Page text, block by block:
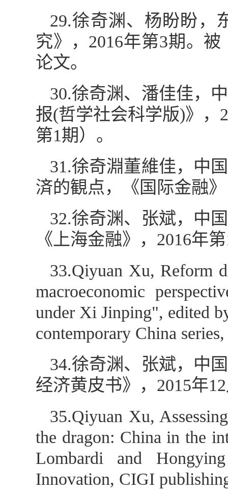
29.徐奇渊、杨盼盼，
究》，2016年第3期。
论文。
30.徐奇渊、潘佳佳，
报(哲学社会科学版)》，
第1期）。
31.徐奇淵董維佳，中
済的観点，《国际金融
32.徐奇渊、张斌，中
《上海金融》，2016年
33.Qiyuan Xu, Reform
macroeconomic
under Xi Jinping", edited
contemporary China
34.徐奇渊、张斌，中
经济黄皮书》，2015年
35.Qiyuan Xu,
the dragon: China in the
Lombardi and
Innovation, CIGI